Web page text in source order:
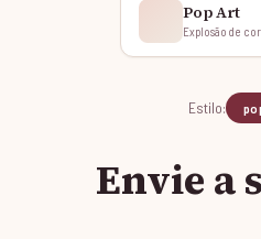
Pop Art
Explosão de
Estilo:
Envie a